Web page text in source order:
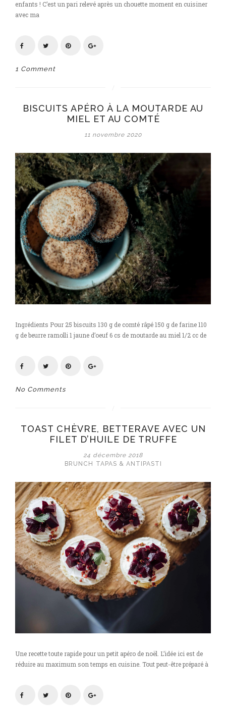
enfants ! C’est un pari relevé après un chouette moment en cuisiner
avec ma
1 Comment
BISCUITS APÉRO À LA MOUTARDE AU
MIEL ET AU COMTÉ
11 novembre 2020
Ingrédients Pour 25 biscuits 130 g de comté râpé 150 g de farine 110
g de beurre ramolli 1 jaune d’oeuf 6 cs de moutarde au miel 1/2 cc de
No Comments
TOAST CHÈVRE, BETTERAVE AVEC UN
FILET D’HUILE DE TRUFFE
24 décembre 2018
BRUNCH
TAPAS & ANTIPASTI
Une recette toute rapide pour un petit apéro de noël. L’idée ici est de
réduire au maximum son temps en cuisine. Tout peut-être préparé à